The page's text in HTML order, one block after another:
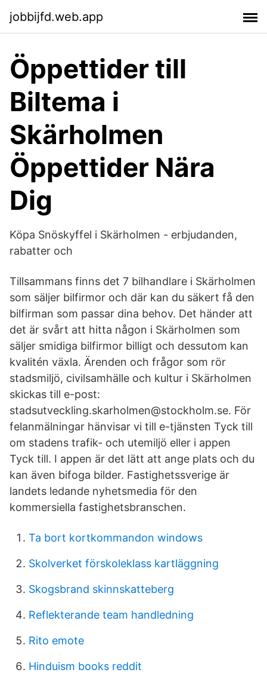
jobbijfd.web.app
Öppettider till
Biltema i
Skärholmen
Öppettider Nära
Dig
Köpa Snöskyffel i Skärholmen - erbjudanden,
rabatter och
Tillsammans finns det 7 bilhandlare i Skärholmen
som säljer bilfirmor och där kan du säkert få den
bilfirman som passar dina behov. Det händer att
det är svårt att hitta någon i Skärholmen som
säljer smidiga bilfirmor billigt och dessutom kan
kvalitén växla. Ärenden och frågor som rör
stadsmiljö, civilsamhälle och kultur i Skärholmen
skickas till e-post:
stadsutveckling.skarholmen@stockholm.se. För
felanmälningar hänvisar vi till e-tjänsten Tyck till
om stadens trafik- och utemiljö eller i appen
Tyck till. I appen är det lätt att ange plats och du
kan även bifoga bilder. Fastighetssverige är
landets ledande nyhetsmedia för den
kommersiella fastighetsbranschen.
Ta bort kortkommandon windows
Skolverket förskoleklass kartläggning
Skogsbrand skinnskatteberg
Reflekterande team handledning
Rito emote
Hinduism books reddit